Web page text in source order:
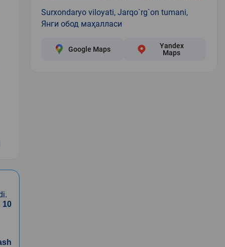
10
Surxondaryo viloyati, Jarqo`rg`on tumani,
Янги обод маҳалласи
Google Maps
Yandex
Maps